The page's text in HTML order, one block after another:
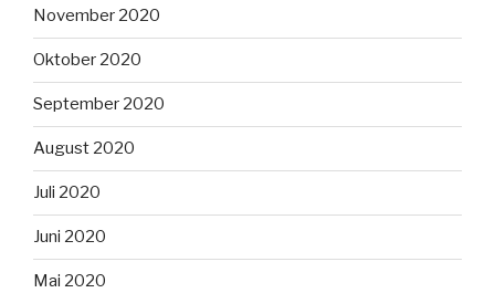
November 2020
Oktober 2020
September 2020
August 2020
Juli 2020
Juni 2020
Mai 2020